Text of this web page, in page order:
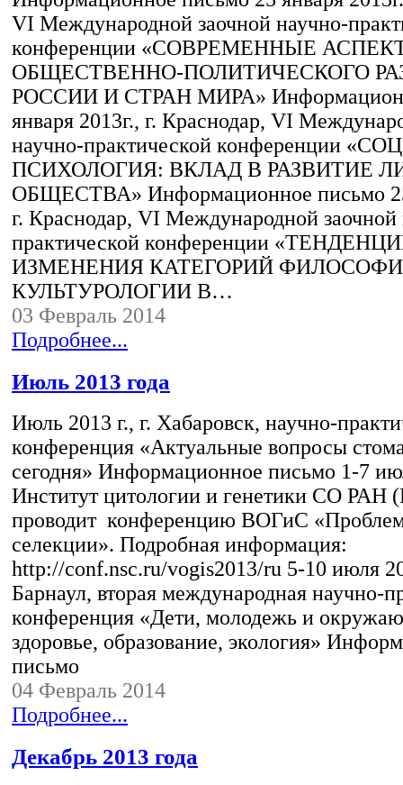
VI Международной заочной научно-
конференции «СОВРЕМЕННЫЕ
ОБЩЕСТВЕННО-ПОЛИТИЧЕСКОГО
РОССИИ И СТРАН МИРА»
января 2013г., г. Краснодар, VI
научно-практической конференции
ПСИХОЛОГИЯ: ВКЛАД В РАЗВИТИЕ
ОБЩЕСТВА» Информационное письмо 25
г. Краснодар, VI Международной заочной
практической конференции
ИЗМЕНЕНИЯ КАТЕГОРИЙ
КУЛЬТУРОЛОГИИ В…
03 Февраль 2014
Подробнее...
Июль 2013 года
Июль 2013 г., г. Хабаровск, научно-
конференция «Актуальные вопросы
сегодня» Информационное письмо 1-7
Институт цитологии и генетики СО РАН
проводит конференцию ВОГиС
селекции». Подробная информация:
http://conf.nsc.ru/vogis2013/ru 5-10 июля
Барнаул, вторая международная научно-
конференция «Дети, молодежь и
здоровье, образование, экология»
письмо
04 Февраль 2014
Подробнее...
Декабрь 2013 года